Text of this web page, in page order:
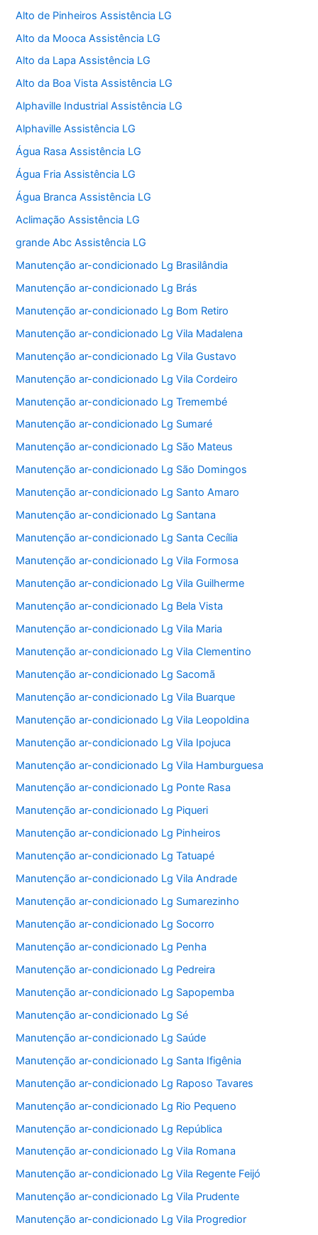
Alto de Pinheiros Assistência LG
Alto da Mooca Assistência LG
Alto da Lapa Assistência LG
Alto da Boa Vista Assistência LG
Alphaville Industrial Assistência LG
Alphaville Assistência LG
Água Rasa Assistência LG
Água Fria Assistência LG
Água Branca Assistência LG
Aclimação Assistência LG
grande Abc Assistência LG
Manutenção ar-condicionado Lg Brasilândia
Manutenção ar-condicionado Lg Brás
Manutenção ar-condicionado Lg Bom Retiro
Manutenção ar-condicionado Lg Vila Madalena
Manutenção ar-condicionado Lg Vila Gustavo
Manutenção ar-condicionado Lg Vila Cordeiro
Manutenção ar-condicionado Lg Tremembé
Manutenção ar-condicionado Lg Sumaré
Manutenção ar-condicionado Lg São Mateus
Manutenção ar-condicionado Lg São Domingos
Manutenção ar-condicionado Lg Santo Amaro
Manutenção ar-condicionado Lg Santana
Manutenção ar-condicionado Lg Santa Cecília
Manutenção ar-condicionado Lg Vila Formosa
Manutenção ar-condicionado Lg Vila Guilherme
Manutenção ar-condicionado Lg Bela Vista
Manutenção ar-condicionado Lg Vila Maria
Manutenção ar-condicionado Lg Vila Clementino
Manutenção ar-condicionado Lg Sacomã
Manutenção ar-condicionado Lg Vila Buarque
Manutenção ar-condicionado Lg Vila Leopoldina
Manutenção ar-condicionado Lg Vila Ipojuca
Manutenção ar-condicionado Lg Vila Hamburguesa
Manutenção ar-condicionado Lg Ponte Rasa
Manutenção ar-condicionado Lg Piqueri
Manutenção ar-condicionado Lg Pinheiros
Manutenção ar-condicionado Lg Tatuapé
Manutenção ar-condicionado Lg Vila Andrade
Manutenção ar-condicionado Lg Sumarezinho
Manutenção ar-condicionado Lg Socorro
Manutenção ar-condicionado Lg Penha
Manutenção ar-condicionado Lg Pedreira
Manutenção ar-condicionado Lg Sapopemba
Manutenção ar-condicionado Lg Sé
Manutenção ar-condicionado Lg Saúde
Manutenção ar-condicionado Lg Santa Ifigênia
Manutenção ar-condicionado Lg Raposo Tavares
Manutenção ar-condicionado Lg Rio Pequeno
Manutenção ar-condicionado Lg República
Manutenção ar-condicionado Lg Vila Romana
Manutenção ar-condicionado Lg Vila Regente Feijó
Manutenção ar-condicionado Lg Vila Prudente
Manutenção ar-condicionado Lg Vila Progredior